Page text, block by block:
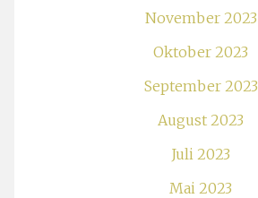
November 2023
Oktober 2023
September 2023
August 2023
Juli 2023
Mai 2023